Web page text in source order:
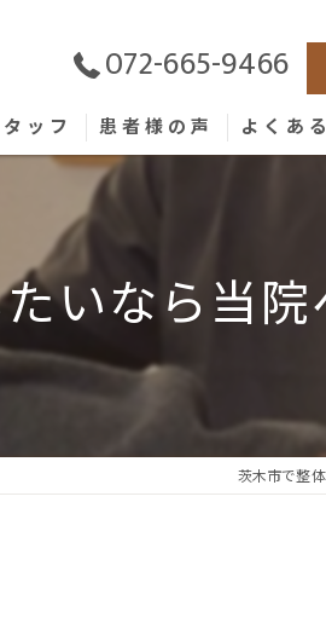
072-665-9466
ッフ 患者様の声 よくあ
いなら当
茨木市で整